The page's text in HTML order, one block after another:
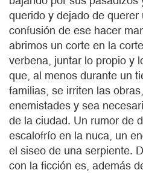
querido y dejado de
confusión de ese hacer
abrimos un corte en la
verbena, juntar lo propio y
que, al menos durante un
familias, se irriten las
enemistades y sea
de la ciudad. Un rumor de
escalofrío en la nuca, un
el siseo de una serpiente.
con la ficción es, además